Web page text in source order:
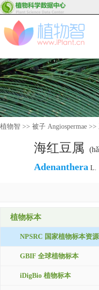
植物智 >> 被子 Angiospermae >>
海红豆属
Adenanthera L.
植物标本
NPSRC 国家植物标本资
GBIF 全球植物标本
iDigBio 植物标本